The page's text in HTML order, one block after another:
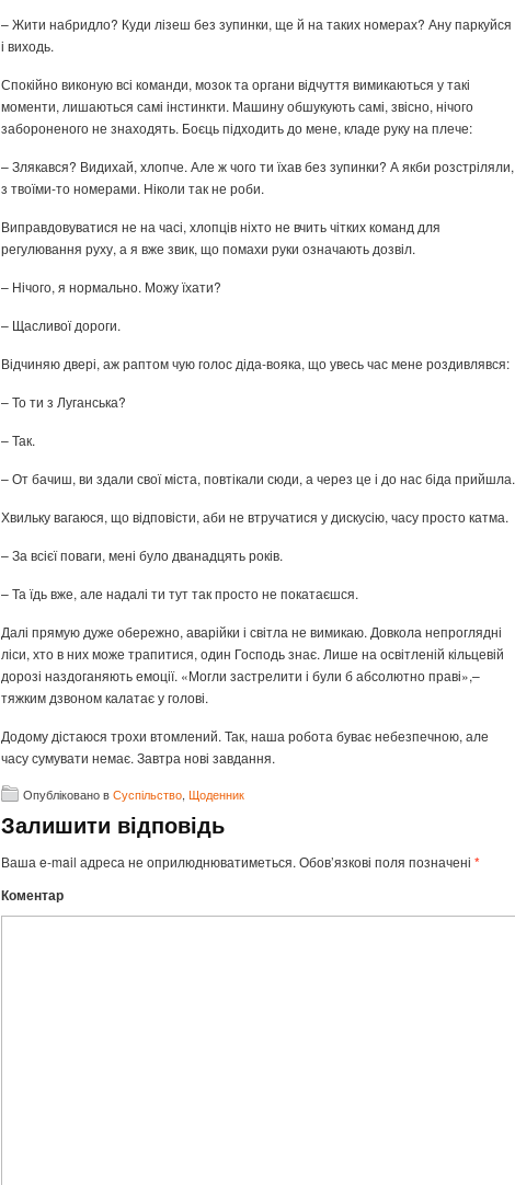
– Жити набридло? Куди лізеш без зупинки, ще й на таких номерах? Ану паркуйся
і виходь.
Спокійно виконую всі команди, мозок та органи відчуття вимикаються у такі
моменти, лишаються самі інстинкти. Машину обшукують самі, звісно, нічого
забороненого не знаходять. Боєць підходить до мене, кладе руку на плече:
– Злякався? Видихай, хлопче. Але ж чого ти їхав без зупинки? А якби розстріляли,
з твоїми-то номерами. Ніколи так не роби.
Виправдовуватися не на часі, хлопців ніхто не вчить чітких команд для
регулювання руху, а я вже звик, що помахи руки означають дозвіл.
– Нічого, я нормально. Можу їхати?
– Щасливої дороги.
Відчиняю двері, аж раптом чую голос діда-вояка, що увесь час мене роздивлявся:
– То ти з Луганська?
– Так.
– От бачиш, ви здали свої міста, повтікали сюди, а через це і до нас біда прийшла.
Хвильку вагаюся, що відповісти, аби не втручатися у дискусію, часу просто катма.
– За всієї поваги, мені було дванадцять років.
– Та їдь вже, але надалі ти тут так просто не покатаєшся.
Далі прямую дуже обережно, аварійки і світла не вимикаю. Довкола непроглядні
ліси, хто в них може трапитися, один Господь знає. Лише на освітленій кільцевій
дорозі наздоганяють емоції. «Могли застрелити і були б абсолютно праві»,–
тяжким дзвоном калатає у голові.
Додому дістаюся трохи втомлений. Так, наша робота буває небезпечною, але
часу сумувати немає. Завтра нові завдання.
Опубліковано вСуспільство, Щоденник
Залишити відповідь
Ваша e-mail адреса не оприлюднюватиметься. Обов’язкові поля позначені *
Коментар